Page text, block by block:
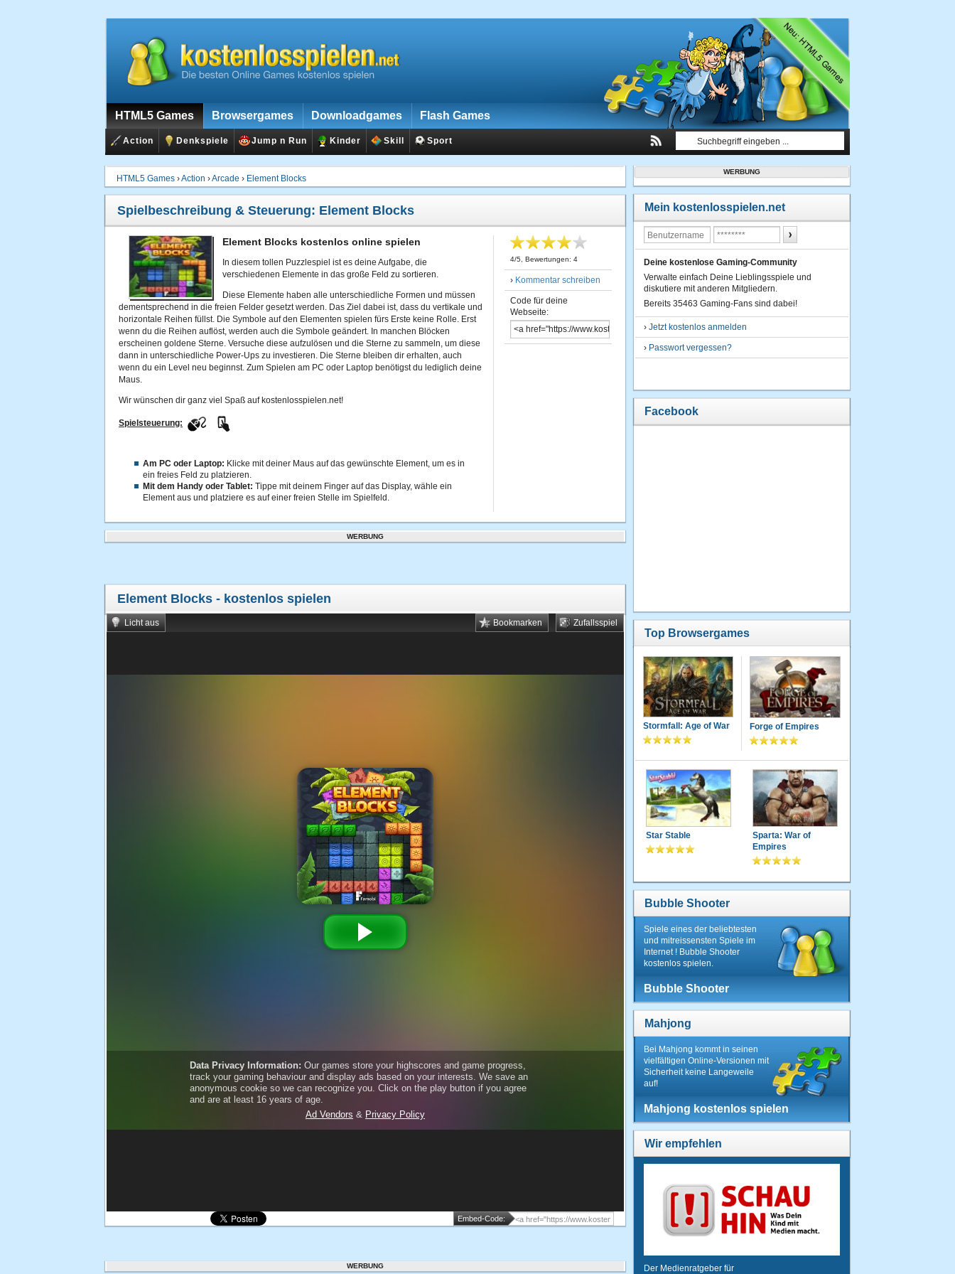
HTML5 Games Browsergames Downloadgames Flash Games
Action Denkspiele Jump n Run Kinder Skill Sport
HTML5 Games ›Action ›Arcade › Element Blocks
Spielbeschreibung & Steuerung: Element Blocks
Element Blocks kostenlos online spielen
In diesem tollen Puzzlespiel ist es deine Aufgabe, die
verschiedenen Elemente in das große Feld zu sortieren.
Diese Elemente haben alle unterschiedliche Formen und müssen
dementsprechend in die freien Felder gesetzt werden. Das Ziel dabei ist, dass du vertikale und
horizontale Reihen füllst. Die Symbole auf den Elementen spielen fürs Erste keine Rolle. Erst
wenn du die Reihen auflöst, werden auch die Symbole geändert. In manchen Blöcken
erscheinen goldene Sterne. Versuche diese aufzulösen und die Sterne zu sammeln, um diese
dann in unterschiedliche Power-Ups zu investieren. Die Sterne bleiben dir erhalten, auch
wenn du ein Level neu beginnst. Zum Spielen am PC oder Laptop benötigst du lediglich deine
Maus.
Wir wünschen dir ganz viel Spaß auf kostenlosspielen.net!
Spielsteuerung:
Am PC oder Laptop: Klicke mit deiner Maus auf das gewünschte Element, um es in
ein freies Feld zu platzieren.
Mit dem Handy oder Tablet: Tippe mit deinem Finger auf das Display, wähle ein
Element aus und platziere es auf einer freien Stelle im Spielfeld.
4/5 , Bewertungen: 4
› Kommentar schreiben
Code für deine
Webseite:
WERBUNG
Element Blocks - kostenlos spielen
Licht aus Zufallsspiel
Bookmarken
Embed-Code:
WERBUNG
WERBUNG
Mein kostenlosspielen.net
Deine kostenlose Gaming-Community
Verwalte einfach Deine Lieblingsspiele und
diskutiere mit anderen Mitgliedern.
Bereits 35463 Gaming-Fans sind dabei!
› Jetzt kostenlos anmelden
› Passwort vergessen?
Facebook
Top Browsergames
Stormfall: Age of War Forge of Empires
Star Stable
Sparta: War of
Empires
Bubble Shooter
Spiele eines der beliebtesten
und mitreissensten Spiele im
Internet ! Bubble Shooter
kostenlos spielen.
Bubble Shooter
Mahjong
Bei Mahjong kommt in seinen
vielfältigen Online-Versionen mit
Sicherheit keine Langeweile
auf!
Mahjong kostenlos spielen
Wir empfehlen
Der Medienratgeber für